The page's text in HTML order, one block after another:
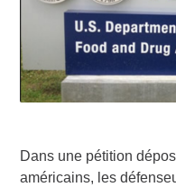
Dans une pétition
américains, les